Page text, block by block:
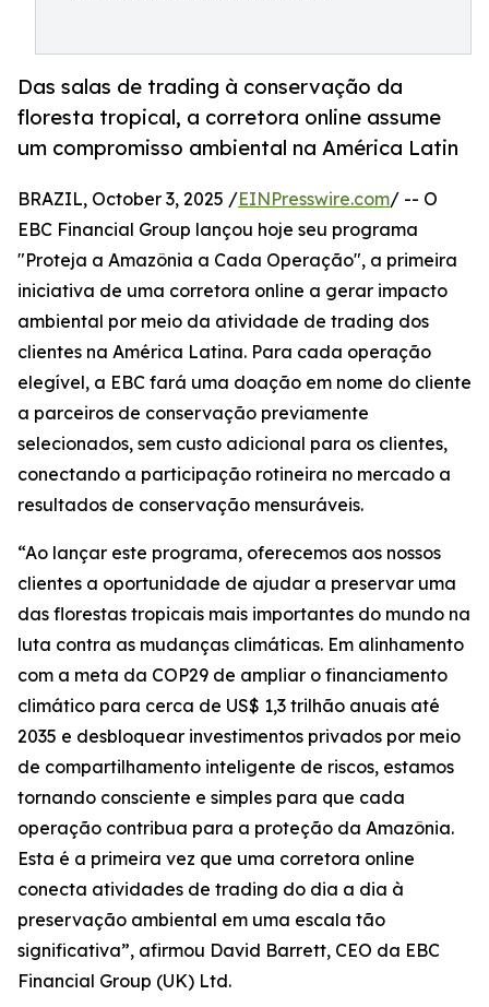
Das salas de trading à conservação da
floresta tropical, a corretora online assume
um compromisso ambiental na América Latin
BRAZIL, October 3, 2025 /EINPresswire.com/ -- O
EBC Financial Group lançou hoje seu programa
"Proteja a Amazônia a Cada Operação", a primeira
iniciativa de uma corretora online a gerar impacto
ambiental por meio da atividade de trading dos
clientes na América Latina. Para cada operação
elegível, a EBC fará uma doação em nome do cliente
a parceiros de conservação previamente
selecionados, sem custo adicional para os clientes,
conectando a participação rotineira no mercado a
resultados de conservação mensuráveis.
“Ao lançar este programa, oferecemos aos nossos
clientes a oportunidade de ajudar a preservar uma
das florestas tropicais mais importantes do mundo na
luta contra as mudanças climáticas. Em alinhamento
com a meta da COP29 de ampliar o financiamento
climático para cerca de US$ 1,3 trilhão anuais até
2035 e desbloquear investimentos privados por meio
de compartilhamento inteligente de riscos, estamos
tornando consciente e simples para que cada
operação contribua para a proteção da Amazônia.
Esta é a primeira vez que uma corretora online
conecta atividades de trading do dia a dia à
preservação ambiental em uma escala tão
significativa”, afirmou David Barrett, CEO da EBC
Financial Group (UK) Ltd.